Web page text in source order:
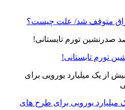
متوقف شد/ علت چیست؟
میلیارد یورویی برای طرح های